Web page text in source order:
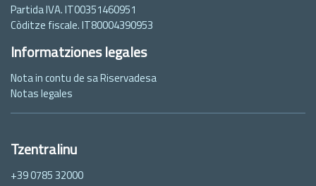
Partida IVA. IT00351460951
Còditze fiscale. IT80004390953
Informatziones legales
Nota in contu de sa Riservadesa
Notas legales
Tzentralinu
+39 0785 32000